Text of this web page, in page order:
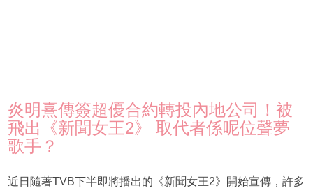
炎明熹傳簽超優合約轉投內地公司！被
飛出《新聞女王2》 取代者係呢位聲夢
歌手？
近日隨著TVB下半即將播出的《新聞女王2》開始宣傳，許多